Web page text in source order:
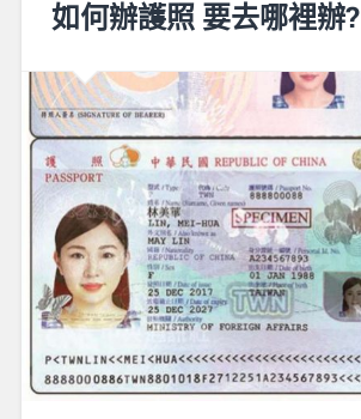
如何辦護照 要去哪裡辦?